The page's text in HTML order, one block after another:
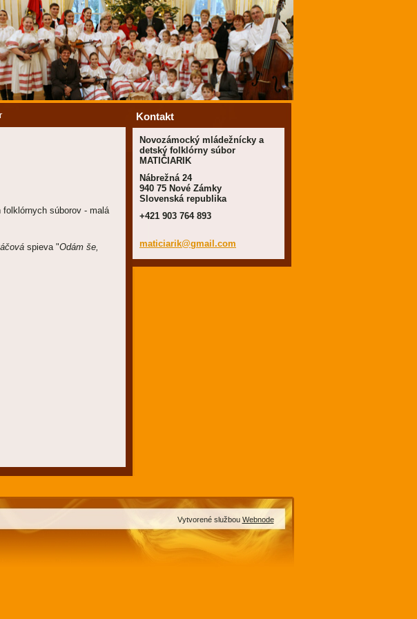
súborov - malá
spieva "Odám še,
Kontakt
Novozámocký mládežnícky a
detský folklórny súbor
MATIČIARIK
Nábrežná 24
940 75 Nové Zámky
Slovenská republika
+421 903 764 893
maticiarik@gmail .com
Vytvorené službou Webnode